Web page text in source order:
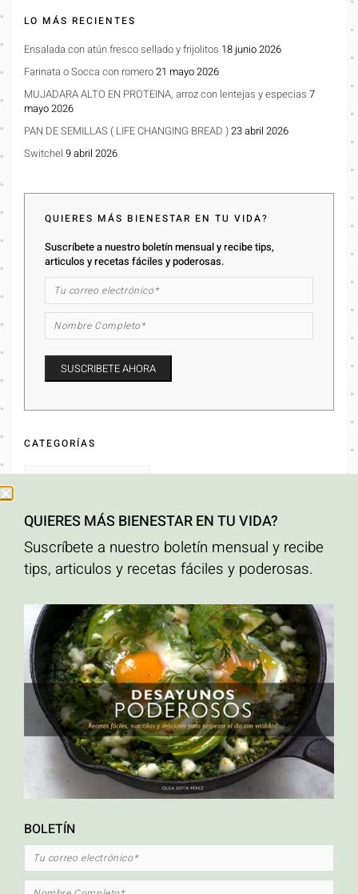
LO MÁS RECIENTES
Ensalada con atún fresco sellado y frijolitos 18 junio 2026
Farinata o Socca con romero21 mayo 2026
MUJADARA ALTO EN PROTEINA, arroz con lentejas y especias 7
mayo 2026
PAN DE SEMILLAS ( LIFE CHANGING BREAD )23 abril 2026
Switchel 9 abril 2026
QUIERES MÁS BIENESTAR EN TU VIDA?
Suscríbete a nuestro boletín mensual y recibe tips,
articulos y recetas fáciles y poderosas.
CATEGORÍAS
ARCHIVOS
ETIQUETAS
ahuyama Alto en proteína calabaza asada carrot cake crema hidratante para el
cuerpo hecha en casa Cripetas con caramelo crispetas desayuno Desayunos
altos en proteína Ensaladas libre de gluten natural orgánico Palomitas de maiz
con caramelo palomitas de maíz pastel de zanahoria pescado pescado en
papillote platos vegetarianos quinua recetas mexicanas
saludables recetas saludables con pescado Sin Glúten sopa tacos
tacos de pescado torta de zanahoria verduras zapallo asado
QUIERES MÁS BIENESTAR EN TU VIDA?
Suscríbete a nuestro boletín mensual y recibe
tips, articulos y recetas fáciles y poderosas.
BOLETÍN